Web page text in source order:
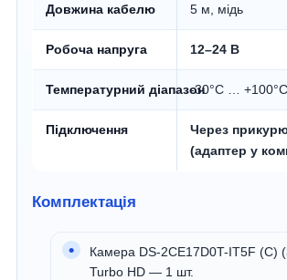
Довжина кабелю 5 м, мідь
Робоча напруга 12–24 В
Температурний діапазон-30°C … +100°C
Підключення
Через
(адаптер у
Комплектація
Камера DS-2CE17D0T-IT5F (C)
Turbo HD — 1 шт.